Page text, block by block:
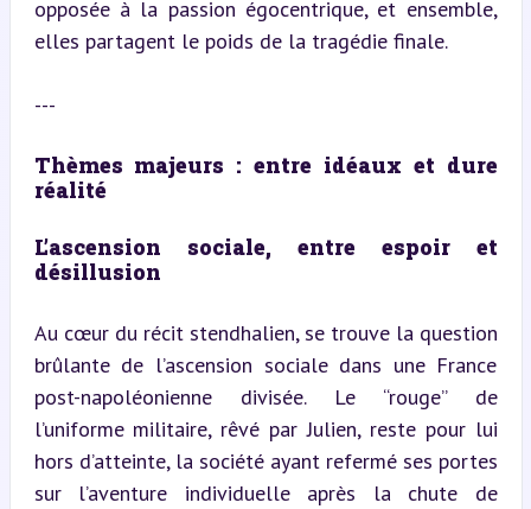
opposée à la passion égocentrique, et ensemble,
elles partagent le poids de la tragédie finale.
---
Thèmes majeurs : entre idéaux et dure
réalité
L’ascension sociale, entre espoir et
désillusion
Au cœur du récit stendhalien, se trouve la question
brûlante de l’ascension sociale dans une France
post-napoléonienne divisée. Le “rouge” de
l’uniforme militaire, rêvé par Julien, reste pour lui
hors d’atteinte, la société ayant refermé ses portes
sur l’aventure individuelle après la chute de